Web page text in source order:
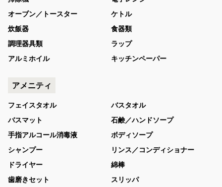
オーブン／トースター
ケトル
炊飯器
食器類
調理器具類
ラップ
アルミホイル
キッチンペーパー
アメニティ
フェイスタオル
バスタオル
バスマット
石鹸／ハンドソープ
手指アルコール消毒液
ボディソープ
シャンプー
リンス／コンディショナー
ドライヤー
綿棒
歯磨きセット
スリッパ